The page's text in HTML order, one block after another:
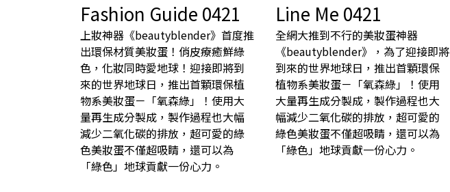
Fashion Guide 0421
上妝神器《beautyblender》首度推
出環保材質美妝蛋！俏皮療癒鮮綠
色，化妝同時愛地球！迎接即將到
來的世界地球日，推出首顆環保植
物系美妝蛋－「氧森綠」！使用大
量再生成分製成，製作過程也大幅
減少二氧化碳的排放，超可愛的綠
色美妝蛋不僅超吸睛，還可以為
「綠色」地球貢獻一份心力。
Line Me 0421
全網大推到不行的美妝蛋神器
《beautyblender》，為了迎接即將
到來的世界地球日，推出首顆環保
植物系美妝蛋－「氧森綠」！使用
大量再生成分製成，製作過程也大
幅減少二氧化碳的排放，超可愛的
綠色美妝蛋不僅超吸睛，還可以為
「綠色」地球貢獻一份心力。